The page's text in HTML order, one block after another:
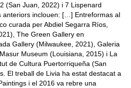
(San Juan, 2022) i 7 Lispenard
anteriors inclouen: […] Entreformas al
curada per Abdiel Segarra Ríos,
The Green Gallery en
Gallery (Milwaukee, 2021), Galeria
Museum (Louisiana, 2015) i La
de Cultura Puertorriqueña (San
El treball de Livia ha estat destacat a
i el 2016 va rebre una